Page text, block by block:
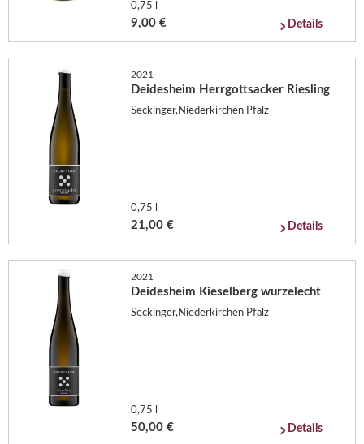
0,75 l
9,00 € Details
2021
Deidesheim Herrgottsacker Riesling
Seckinger,Niederkirchen Pfalz
0,75 l
21,00 € Details
2021
Deidesheim Kieselberg wurzelecht
Seckinger,Niederkirchen Pfalz
0,75 l
50,00 € Details